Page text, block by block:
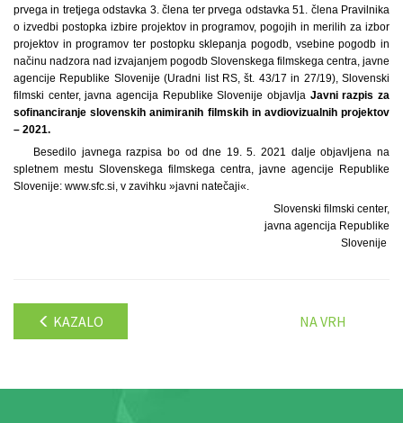
prvega in tretjega odstavka 3. člena ter prvega odstavka 51. člena Pravilnika
o izvedbi postopka izbire projektov in programov, pogojih in merilih za izbor
projektov in programov ter postopku sklepanja pogodb, vsebine pogodb in
načinu nadzora nad izvajanjem pogodb Slovenskega filmskega centra, javne
agencije Republike Slovenije (Uradni list RS, št. 43/17 in 27/19), Slovenski
filmski center, javna agencija Republike Slovenije objavlja Javni razpis za
sofinanciranje slovenskih animiranih filmskih in avdiovizualnih projektov
– 2021.
Besedilo javnega razpisa bo od dne 19. 5. 2021 dalje objavljena na
spletnem mestu Slovenskega filmskega centra, javne agencije Republike
Slovenije: www.sfc.si, v zavihku »javni natečaji«.
Slovenski filmski center,
javna agencija Republike
Slovenije
KAZALO NA VRH